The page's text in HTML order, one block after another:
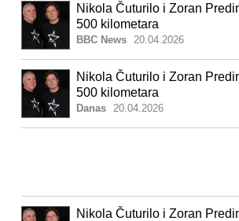
Nikola Čuturilo i Zoran
500 kilometara
BBC News 20.04.2026
Nikola Čuturilo i Zoran
500 kilometara
Danas 20.04.2026
Nikola Čuturilo i Zoran